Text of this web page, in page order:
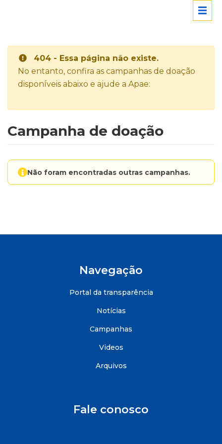
404 - Essa página não existe.
No entanto, confira as campanhas de doação
disponíveis abaixo e ajude a Apae:
Campanha de doação
Não foram encontradas outras campanhas.
Navegação
Portal da transparência
Notícias
Campanhas
Videos
Arquivos
Fale conosco